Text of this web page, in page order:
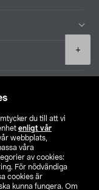
du till att vi
enligt vår
webbplats,
våra
av cookies:
För nödvändiga
cookies är
kunna fungera. Om
+